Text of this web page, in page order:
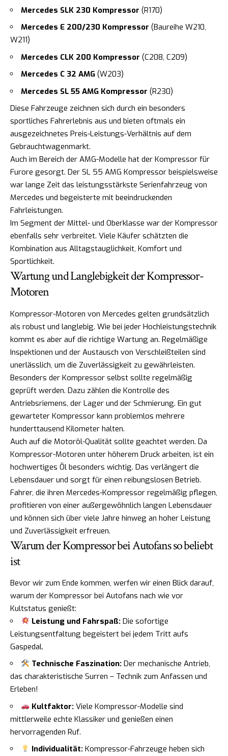
Mercedes SLK 230 Kompressor (R170)
Mercedes E 200/230 Kompressor (Baureihe W210,
W211)
Mercedes CLK 200 Kompressor (C208, C209)
Mercedes C 32 AMG (W203)
Mercedes SL 55 AMG Kompressor (R230)
Diese Fahrzeuge zeichnen sich durch ein besonders
sportliches Fahrerlebnis aus und bieten oftmals ein
ausgezeichnetes Preis-Leistungs-Verhältnis auf dem
Gebrauchtwagenmarkt.
Auch im Bereich der AMG-Modelle hat der Kompressor für
Furore gesorgt. Der SL 55 AMG Kompressor beispielsweise
war lange Zeit das leistungsstärkste Serienfahrzeug von
Mercedes und begeisterte mit beeindruckenden
Fahrleistungen.
Im Segment der Mittel- und Oberklasse war der Kompressor
ebenfalls sehr verbreitet. Viele Käufer schätzten die
Kombination aus Alltagstauglichkeit, Komfort und
Sportlichkeit.
Wartung und Langlebigkeit der Kompressor-
Motoren
Kompressor-Motoren von Mercedes gelten grundsätzlich
als robust und langlebig. Wie bei jeder Hochleistungstechnik
kommt es aber auf die richtige Wartung an. Regelmäßige
Inspektionen und der Austausch von Verschleißteilen sind
unerlässlich, um die Zuverlässigkeit zu gewährleisten.
Besonders der Kompressor selbst sollte regelmäßig
geprüft werden. Dazu zählen die Kontrolle des
Antriebsriemens, der Lager und der Schmierung. Ein gut
gewarteter Kompressor kann problemlos mehrere
hunderttausend Kilometer halten.
Auch auf die Motoröl-Qualität sollte geachtet werden. Da
Kompressor-Motoren unter höherem Druck arbeiten, ist ein
hochwertiges Öl besonders wichtig. Das verlängert die
Lebensdauer und sorgt für einen reibungslosen Betrieb.
Fahrer, die ihren Mercedes-Kompressor regelmäßig pflegen,
profitieren von einer außergewöhnlich langen Lebensdauer
und können sich über viele Jahre hinweg an hoher Leistung
und Zuverlässigkeit erfreuen.
Warum der Kompressor bei Autofans so beliebt
ist
Bevor wir zum Ende kommen, werfen wir einen Blick darauf,
warum der Kompressor bei Autofans nach wie vor
Kultstatus genießt:
Leistung und Fahrspaß: Die sofortige
Leistungsentfaltung begeistert bei jedem Tritt aufs
Gaspedal.
Technische Faszination: Der mechanische Antrieb,
das charakteristische Surren – Technik zum Anfassen und
Erleben!
Kultfaktor: Viele Kompressor-Modelle sind
mittlerweile echte Klassiker und genießen einen
hervorragenden Ruf.
Individualität: Kompressor-Fahrzeuge heben sich